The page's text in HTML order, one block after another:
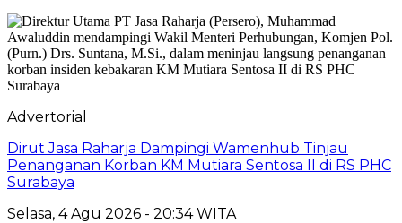
Advertorial
Dirut Jasa Raharja Dampingi Wamenhub Tinjau
Penanganan Korban KM Mutiara Sentosa II di RS PHC
Surabaya
Selasa, 4 Agu 2026 - 20:34 WITA